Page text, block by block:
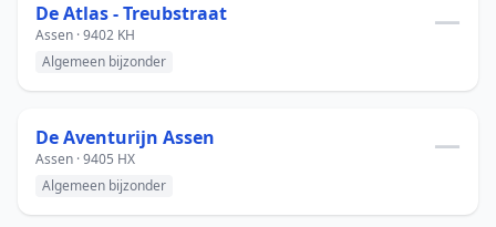
De Atlas - Treubstraat
Assen · 9402 KH
Algemeen bijzonder
—
De Aventurijn Assen
Assen · 9405 HX
Algemeen bijzonder
—